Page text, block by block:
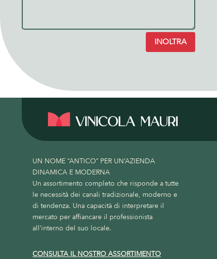
INOLTRA
UN NOME “ANTICO” PER UN’AZIENDA
DINAMICA E MODERNA
Un assortimento completo che risponde a tutte
le necessità dei canali tradizionale, moderno e
di tendenza. Una capacità di interpretare il
mercato per affiancare il professionista
all’interno del suo locale.
CONSULTA IL NOSTRO ASSORTIMENTO